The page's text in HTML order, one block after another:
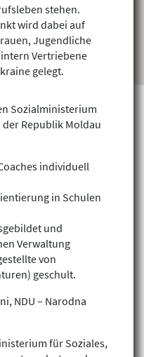
stehen.
wird dabei auf
Jugendliche
Vertriebene
gelegt.
Sozialministerium
Republik Moldau
individuell
in Schulen
und
Verwaltung
von
geschult.
NDU – Narodna
für Soziales,